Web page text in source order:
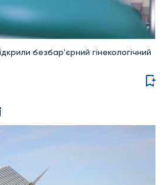
безбар'єрний гінекологічний